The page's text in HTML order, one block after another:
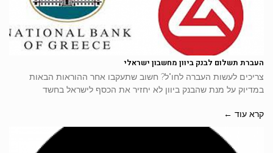
העברת תשלום לבנק ביוון מחשבון ישראלי
צריכים לעשות העברה לחו"ל? חשוב שתעקבו אחר ההוראות הבאות
במדיוק על מנת שהבנק ביוון לא יחזיר את הכסף לישראל בחשד
קרא עוד ←